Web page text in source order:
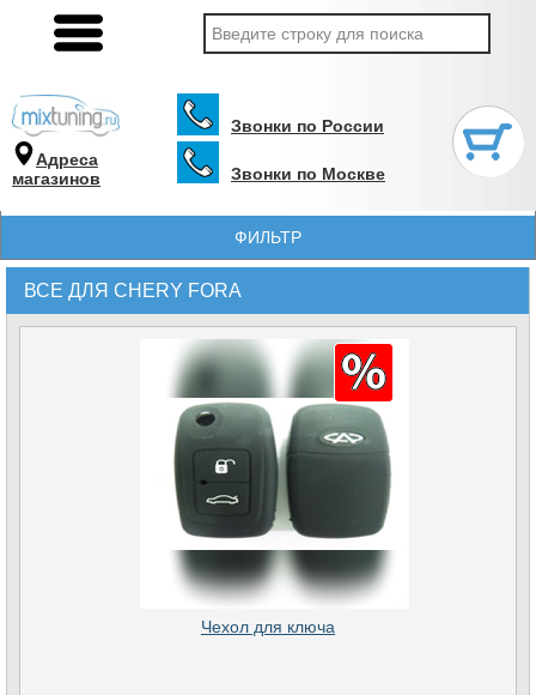
Адреса
магазинов
Звонки по России
Звонки по Москве
ФИЛЬТР
ВСЕ ДЛЯ CHERY FORA
Чехол для ключа